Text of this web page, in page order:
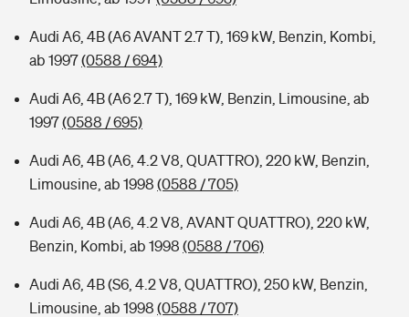
Audi A6, 4B (A6 AVANT 2.7 T), 169 kW, Benzin, Kombi,
ab 1997(0588 / 694)
Audi A6, 4B (A6 2.7 T), 169 kW, Benzin, Limousine, ab
1997(0588 / 695)
Audi A6, 4B (A6, 4.2 V8, QUATTRO), 220 kW, Benzin,
Limousine, ab 1998 (0588 / 705)
Audi A6, 4B (A6, 4.2 V8, AVANT QUATTRO), 220 kW,
Benzin, Kombi, ab 1998 (0588 / 706)
Audi A6, 4B (S6, 4.2 V8, QUATTRO), 250 kW, Benzin,
Limousine, ab 1998 (0588 / 707)